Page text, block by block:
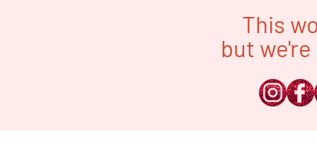
This
but